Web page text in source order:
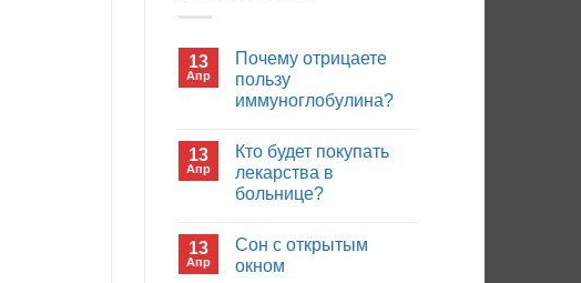
13
Апр
Почему отрицаете
пользу
иммуноглобулина?
записи
Почему
отрицаете
пользу
13
Апр
Кто будет покупать
лекарства в
больнице?
записи
Кто
будет
13
Апр
Сон с открытым
окном